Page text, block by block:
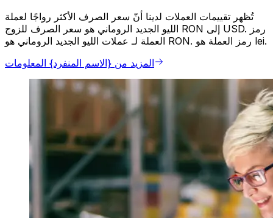
تُظهر تقييمات العملات لدينا أنّ سعر الصرف الأكثر رواجًا لعملة
الليو الجديد الروماني هو سعر الصرف للزوج RON إلى USD. رمز
العملة لـ عملات الليو الجديد الروماني هو RON. رمز العملة هو lei.
المزيد من {الاسم المنفرد} المعلومات